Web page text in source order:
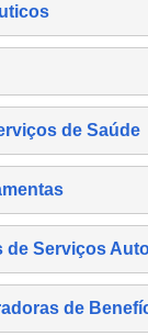
de Saúde
de Serviços
de